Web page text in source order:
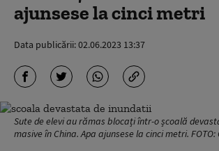
ajunsese la cinci metri
Data publicării:02.06.2023 13:37
Sute de elevi au rămas blocați într-o școală
masive în China. Apa ajunsese la cinci metri.